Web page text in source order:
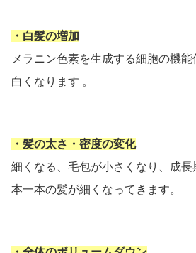
・白髪の増加
メラニン色素を生成する細胞の機
白くなります 。
・髪の太さ・密度の変化
細くなる、毛包が小さくなり、成
本一本の髪が細くなってきます。